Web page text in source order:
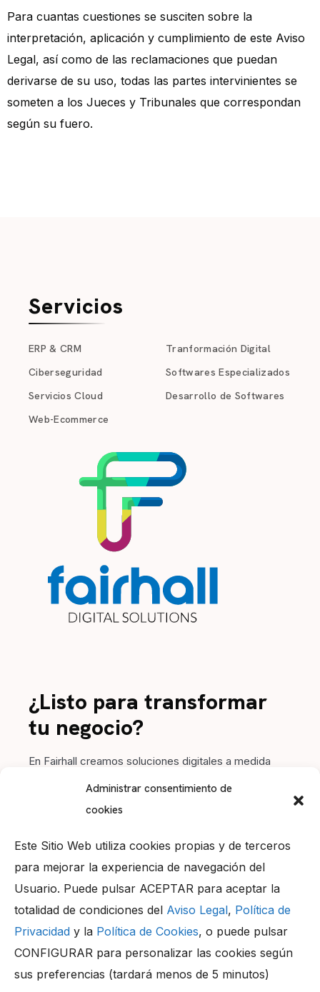
Administrar consentimiento de
cookies
Este Sitio Web utiliza cookies propias y de terceros
para mejorar la experiencia de navegación del
Usuario. Puede pulsar ACEPTAR para aceptar la
totalidad de condiciones del Aviso Legal, Política de
Privacidad y la Política de Cookies, o puede pulsar
CONFIGURAR para personalizar las cookies según
sus preferencias (tardará menos de 5 minutos)
Para cuantas cuestiones se susciten sobre la
interpretación, aplicación y cumplimiento de este Aviso
Legal, así como de las reclamaciones que puedan
derivarse de su uso, todas las partes intervinientes se
someten a los Jueces y Tribunales que correspondan
según su fuero.
Servicios
ERP & CRM
Ciberseguridad
Servicios Cloud
Web-Ecommerce
Tranformación Digital
Softwares Especializados
Desarrollo de Softwares
¿Listo para transformar
tu negocio?
En Fairhall creamos soluciones digitales a medida
+34 956 05 99 20
Dirección
Parque Tecnológico “TecnoBahía” 29, 11500,
El Puerto de Santa María (Cádiz) – Spain